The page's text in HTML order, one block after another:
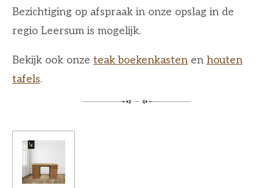
Bezichtiging op afspraak in onze opslag in de
regio Leersum is mogelijk.
Bekijk ook onze teak boekenkasten en houten
tafels.